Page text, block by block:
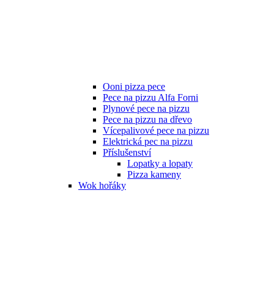
Ooni pizza pece
Pece na pizzu Alfa Forni
Plynové pece na pizzu
Pece na pizzu na dřevo
Vícepalivové pece na pizzu
Elektrická pec na pizzu
Příslušenství
Lopatky a lopaty
Pizza kameny
Wok hořáky